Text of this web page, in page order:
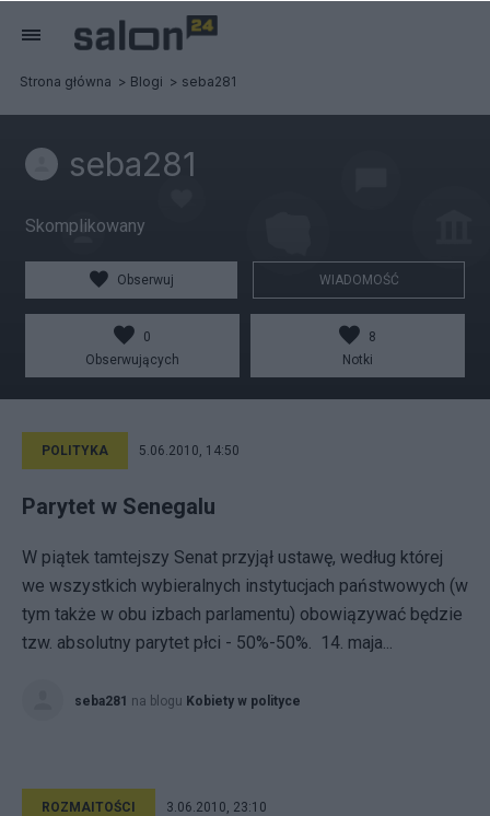
Strona główna Blogi seba281
seba281
Skomplikowany
Obserwuj WIADOMOŚĆ
0
Obserwujących
8
Notki
POLITYKA 5.06.2010, 14:50
Parytet w Senegalu
W piątek tamtejszy Senat przyjął ustawę, według której
we wszystkich wybieralnych instytucjach państwowych (w
tym także w obu izbach parlamentu) obowiązywać będzie
tzw. absolutny parytet płci - 50%-50%. 14. maja...
seba281 na blogu Kobiety w polityce
ROZMAITOŚCI 3.06.2010, 23:10